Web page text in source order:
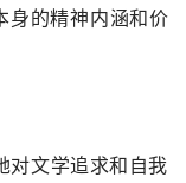
身的精神内涵和价